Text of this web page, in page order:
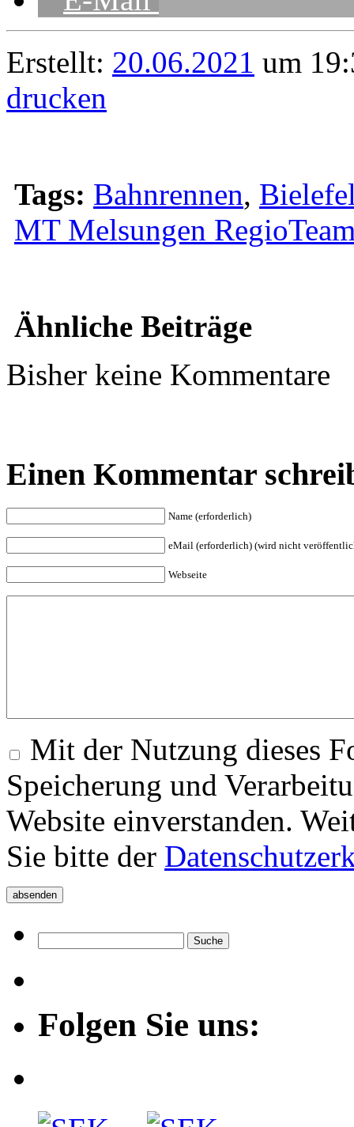
Erstellt: 20.06.2021 um
drucken
Tags: Bahnrennen,
MT Melsungen
Ähnliche Beiträge
Bisher keine Kommentare
Einen Kommentar
Name (erforderlich)
eMail (erforderlich) (wird nicht
Webseite
Mit der Nutzung dieses
Speicherung und
Website einverstanden.
Sie bitte der
Folgen Sie uns: